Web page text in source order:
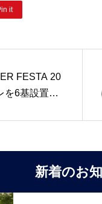
it
FESTA 20
を6基設置し
新着のお